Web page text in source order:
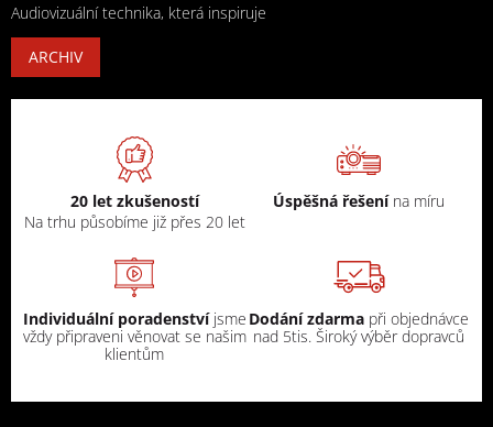
Audiovizuální technika, která inspiruje
ARCHIV
20 let zkušeností
Na trhu působíme již přes 20 let
Úspěšná řešení na míru
Individuální poradenstvíjsme
vždy připraveni věnovat se našim
klientům
Dodání zdarma při objednávce
nad 5tis. Široký výběr dopravců